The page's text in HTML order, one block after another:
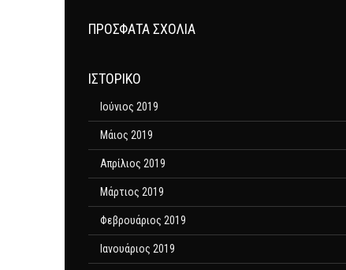
ΠΡΌΣΦΑΤΑ ΣΧΌΛΙΑ
ΙΣΤΟΡΙΚΌ
Ιούνιος 2019
Μάιος 2019
Απρίλιος 2019
Μάρτιος 2019
Φεβρουάριος 2019
Ιανουάριος 2019